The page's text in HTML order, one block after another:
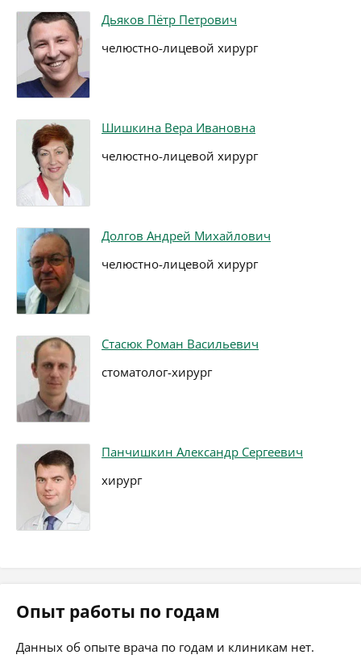
Дьяков Пётр Петрович
челюстно-лицевой хирург
Шишкина Вера Ивановна
челюстно-лицевой хирург
Долгов Андрей Михайлович
челюстно-лицевой хирург
Стасюк Роман Васильевич
стоматолог-хирург
Панчишкин Александр Сергеевич
хирург
Опыт работы по годам
Данных об опыте врача по годам и клиникам нет.